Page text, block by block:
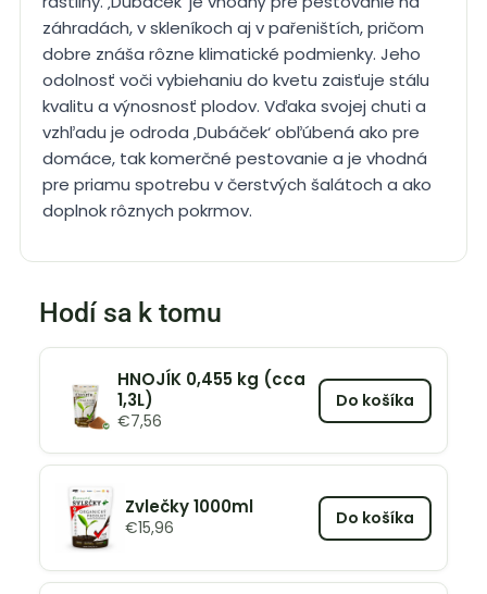
záhradách, v skleníkoch aj v pařeništích, pričom
dobre znáša rôzne klimatické podmienky. Jeho
odolnosť voči vybiehaniu do kvetu zaisťuje stálu
kvalitu a výnosnosť plodov. Vďaka svojej chuti a
vzhľadu je odroda ‚Dubáček‘ obľúbená ako pre
domáce, tak komerčné pestovanie a je vhodná
pre priamu spotrebu v čerstvých šalátoch a ako
doplnok rôznych pokrmov.
Hodí sa k tomu
HNOJÍK 0,455 kg (cca
1,3L)
€7,56
Do košíka
Zvlečky 1000ml
€15,96 Do košíka